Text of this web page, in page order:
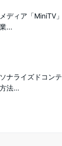
ディア「MiniTV
...
ナライズドコン
法...